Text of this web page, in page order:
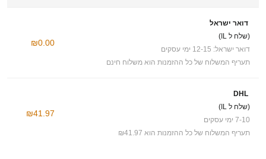
דואר ישראל
(שלח ל IL)
דואר ישראל: 12-15 ימי עסקים
תעריף המשלוח של כל ההזמנות הוא משלוח חינם
₪0.00
DHL
(שלח ל IL)
7-10 ימי עסקים
תעריף המשלוח של כל ההזמנות הוא ₪41.97
₪41.97